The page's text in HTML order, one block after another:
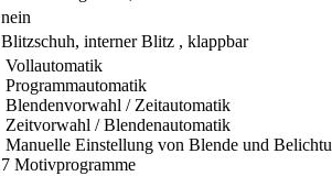
nein
Blitzschuh, interner Blitz , klappbar
Vollautomatik
Programmautomatik
Blendenvorwahl / Zeitautomatik
Zeitvorwahl / Blendenautomatik
Manuelle Einstellung von Blende und
7 Motivprogramme